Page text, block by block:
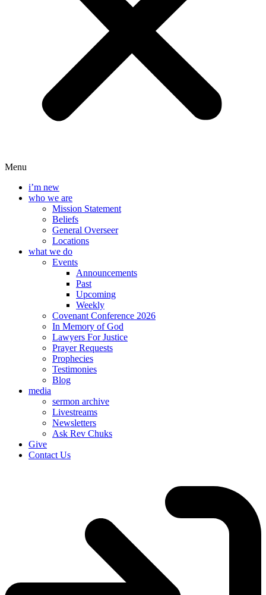
Menu
i’m new
who we are
Mission Statement
Beliefs
General Overseer
Locations
what we do
Events
Announcements
Past
Upcoming
Weekly
Covenant Conference 2026
In Memory of God
Lawyers For Justice
Prayer Requests
Prophecies
Testimonies
Blog
media
sermon archive
Livestreams
Newsletters
Ask Rev Chuks
Give
Contact Us